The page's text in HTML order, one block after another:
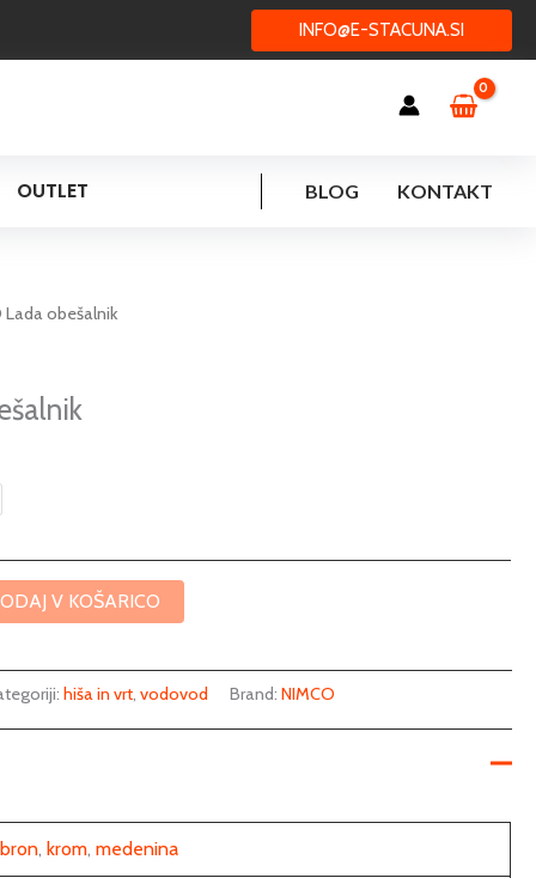
INFO@E-STACUNA.SI
OUTLET BLOG KONTAKT
Lada obešalnik
V KOŠARICO
hiša in vrt,vodovod Brand:NIMCO
bron, krom, medenina